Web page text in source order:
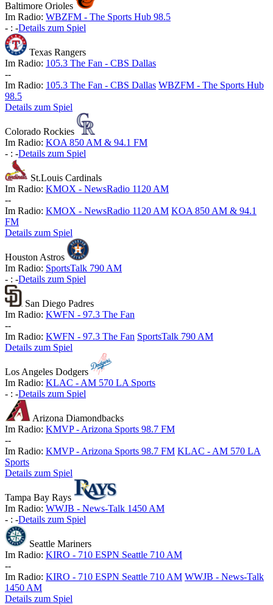
Baltimore Orioles
Im Radio: WBZFM - The Sports Hub 98.5
- : -Details zum Spiel
Texas Rangers
Im Radio: 105.3 The Fan - CBS Dallas
--
Im Radio: 105.3 The Fan - CBS Dallas WBZFM - The Sports Hub
98.5
Details zum Spiel
Colorado Rockies
Im Radio: KOA 850 AM & 94.1 FM
- : -Details zum Spiel
St.Louis Cardinals
Im Radio: KMOX - NewsRadio 1120 AM
--
Im Radio: KMOX - NewsRadio 1120 AM KOA 850 AM & 94.1
FM
Details zum Spiel
Houston Astros
Im Radio: SportsTalk 790 AM
- : -Details zum Spiel
San Diego Padres
Im Radio: KWFN - 97.3 The Fan
--
Im Radio: KWFN - 97.3 The Fan SportsTalk 790 AM
Details zum Spiel
Los Angeles Dodgers
Im Radio: KLAC - AM 570 LA Sports
- : -Details zum Spiel
Arizona Diamondbacks
Im Radio: KMVP - Arizona Sports 98.7 FM
--
Im Radio: KMVP - Arizona Sports 98.7 FM KLAC - AM 570 LA
Sports
Details zum Spiel
Tampa Bay Rays
Im Radio: WWJB - News-Talk 1450 AM
- : -Details zum Spiel
Seattle Mariners
Im Radio: KIRO - 710 ESPN Seattle 710 AM
--
Im Radio: KIRO - 710 ESPN Seattle 710 AM WWJB - News-Talk
1450 AM
Details zum Spiel